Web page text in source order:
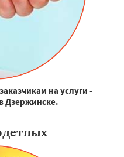
на услуги -
Дзержинске.